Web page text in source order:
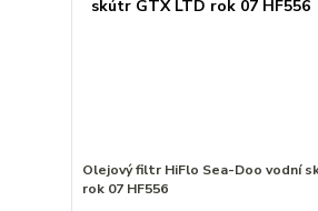
Olejový filtr HiFlo Sea-Doo vodní
rok 07 HF556